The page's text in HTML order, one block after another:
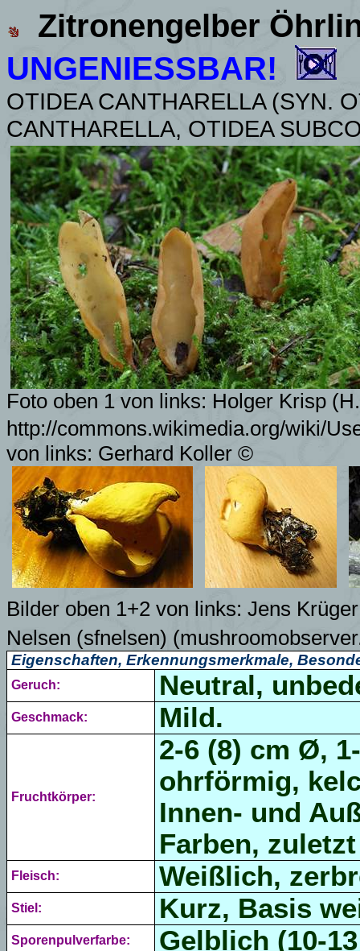
Zitronengelber
UNGENIESSBAR!
OTIDEA CANTHARELLA (SYN.
CANTHARELLA, OTIDEA
Foto oben 1 von links: Holger Krisp
http://commons.wikimedia.org/wiki/
von links: Gerhard Koller ©
Bilder oben 1+2 von links: Jens
Nelsen (sfnelsen)
Eigenschaften, Erkennungsmerkmale,
Geruch: Neutral,
Geschmack: Mild.
Fruchtkörper:
2-6 (8) cm Ø,
ohrförmig,
Innen- und
Farben,
Fleisch: Weißlich,
Stiel: Kurz, Basis
Sporenpulverfarbe: Gelblich (10-